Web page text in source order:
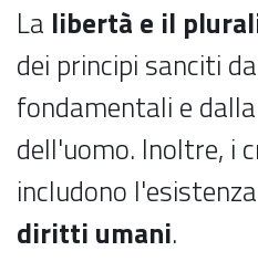
La libertà e il
dei principi sanciti
fondamentali e
dell'uomo. Inoltre, i
includono
diritti umani.